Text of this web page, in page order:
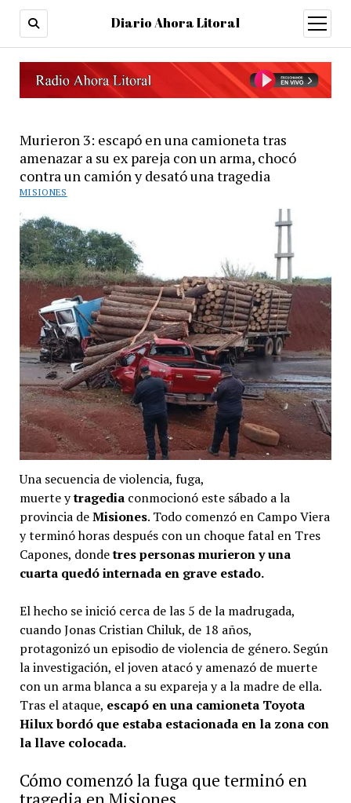
Diario Ahora Litoral
open
menu
Murieron 3: escapó en una camioneta tras
amenazar a su ex pareja con un arma, chocó
contra un camión y desató una tragedia
MISIONES
Una secuencia de violencia, fuga,
muerte ytragedia conmocionó este sábado a la
provincia deMisiones. Todo comenzó en Campo Viera
y terminó horas después con un choque fatal en Tres
Capones, dondetres personas murieron y una
cuarta quedó internada en grave estado.
El hecho se inició cerca de las 5 de la madrugada,
cuando Jonas Cristian Chiluk, de 18 años,
protagonizó un episodio de violencia de género. Según
la investigación, el joven atacó y amenazó de muerte
con un arma blanca a su expareja y a la madre de ella.
Tras el ataque, escapó en una camioneta Toyota
Hilux bordó que estaba estacionada en la zona con
la llave colocada.
Cómo comenzó la fuga que terminó en